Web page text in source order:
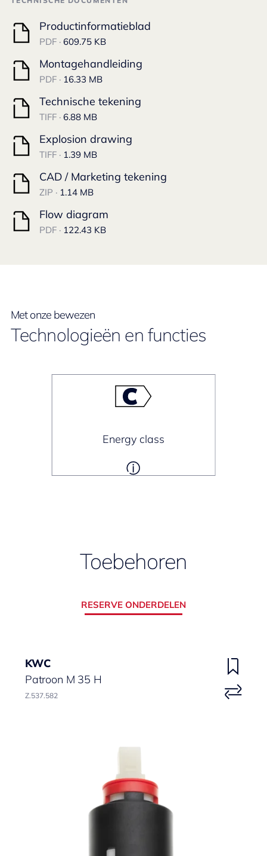
Productinformatieblad
PDF · 609.75 KB
Montagehandleiding
PDF · 16.33 MB
Technische tekening
TIFF · 6.88 MB
Explosion drawing
TIFF · 1.39 MB
CAD / Marketing tekening
ZIP · 1.14 MB
Flow diagram
PDF · 122.43 KB
Met onze bewezen
Technologieën en functies
Energy class
Toebehoren
RESERVE ONDERDELEN
KWC
Patroon M 35 H
Z.537.582